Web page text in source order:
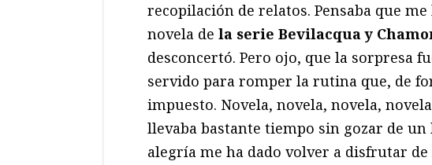
recopilación de relatos. Pensaba que
novela de la serie Bevilacqua y
desconcertó. Pero ojo, que la sorpresa
servido para romper la rutina que, de
impuesto. Novela, novela, novela,
llevaba bastante tiempo sin gozar de
alegría me ha dado volver a disfrutar